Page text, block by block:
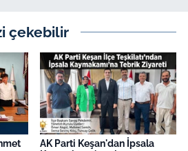
çekebilir
AK Parti Keşan'dan İpsala